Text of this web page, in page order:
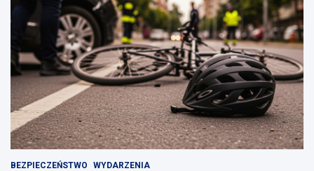
BEZPIECZEŃSTWO WYDARZENIA